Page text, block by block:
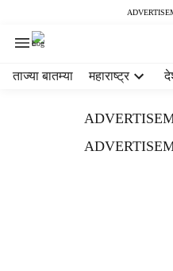
ताज्या बातम्या महाराष्ट्र